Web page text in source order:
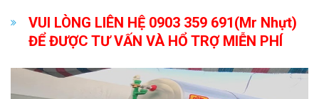
VUI LÒNG LIÊN HỆ 0903 359 691(Mr Nhựt)
ĐỂ ĐƯỢC TƯ VẤN VÀ HỔ TRỢ MIỄN PHÍ